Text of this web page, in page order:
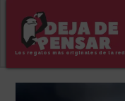
Los regalos más originales de la red